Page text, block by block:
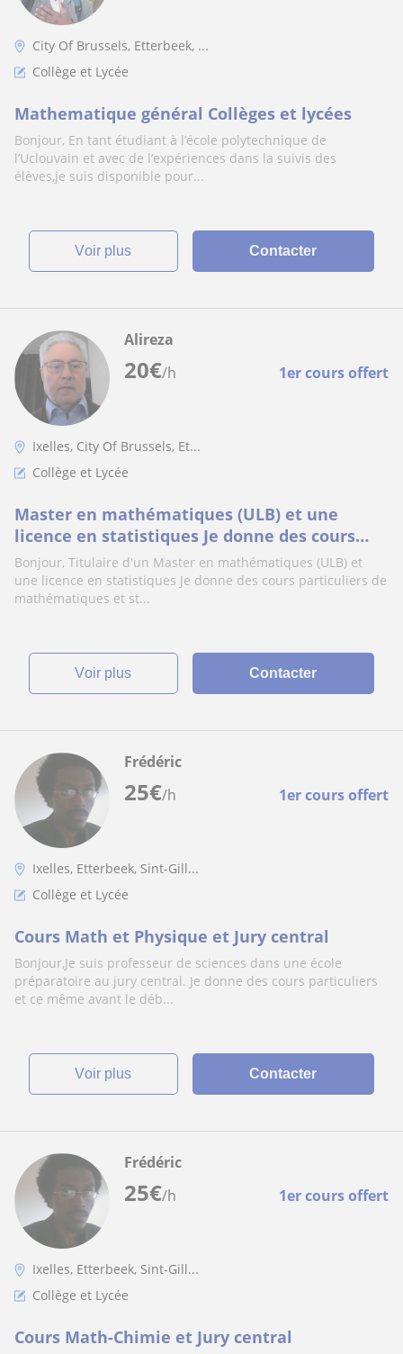
City Of Brussels, Etterbeek, ...
Collège et Lycée
Mathematique général Collèges et lycées
Bonjour, En tant étudiant à l’école polytechnique de
l’Uclouvain et avec de l’expériences dans la suivis des
élèves,je suis disponible pour...
voir plus Contacter
20€/h 1er cours offert
Alireza
Ixelles, City Of Brussels, Et...
Collège et Lycée
Master en mathématiques (ULB) et une
licence en statistiques Je donne des cours
particuliers de mathématiques et
Statistiques
Bonjour, Titulaire d'un Master en mathématiques (ULB) et
une licence en statistiques Je donne des cours particuliers de
mathématiques et st...
voir plus Contacter
25€/h 1er cours offert
Frédéric
Ixelles, Etterbeek, Sint-Gill...
Collège et Lycée
Cours Math et Physique et Jury central
Bonjour,Je suis professeur de sciences dans une école
préparatoire au jury central. Je donne des cours particuliers
et ce même avant le déb...
voir plus Contacter
25€/h 1er cours offert
Frédéric
Ixelles, Etterbeek, Sint-Gill...
Collège et Lycée
Cours Math-Chimie et Jury central